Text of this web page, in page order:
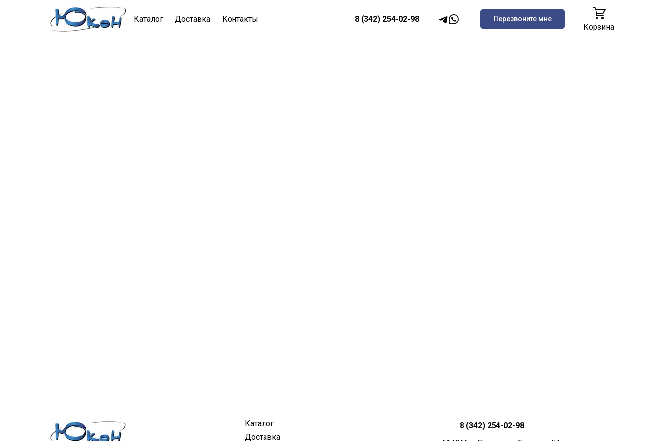
Каталог Доставка Контакты 8 (342) 254-02-98 Перезвоните мне
Корзина
Каталог
Доставка
8 (342) 254-02-98